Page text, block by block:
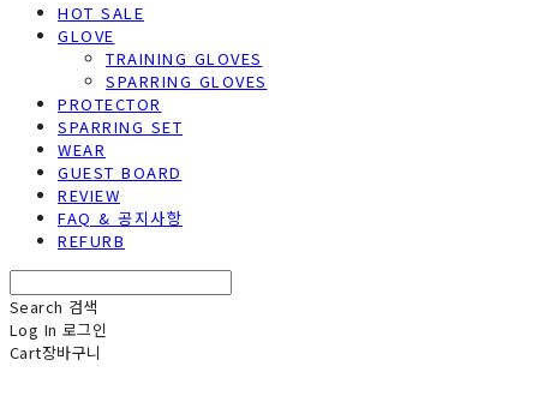
HOT SALE
GLOVE
TRAINING GLOVES
SPARRING GLOVES
PROTECTOR
SPARRING SET
WEAR
GUEST BOARD
REVIEW
FAQ & 공지사항
REFURB
Search 검색
Log In 로그인
Cart장바구니